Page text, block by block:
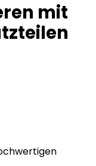
mit